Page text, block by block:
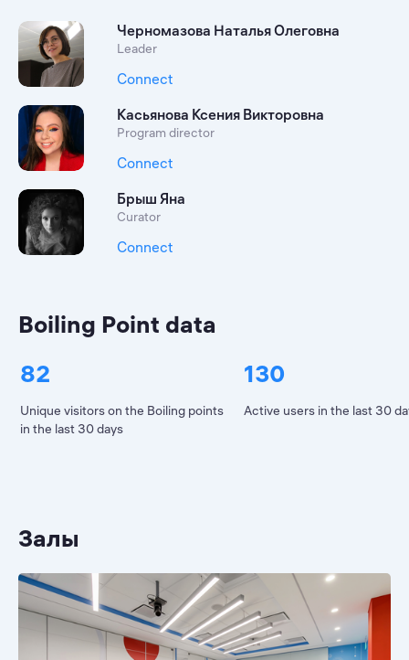
Черномазова Наталья Олеговна
Leader
Connect
Касьянова Ксения Викторовна
Program director
Connect
Брыш Яна
Curator
Connect
Boiling Point data
82
Unique visitors on the Boiling points
in the last 30 days
130
Active users in the last 30
Залы